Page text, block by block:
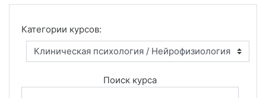
Категории курсов:
Поиск курса